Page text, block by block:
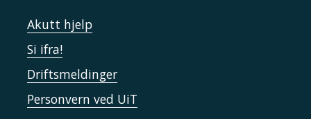
Akutt hjelp
Si ifra!
Driftsmeldinger
Personvern ved UiT